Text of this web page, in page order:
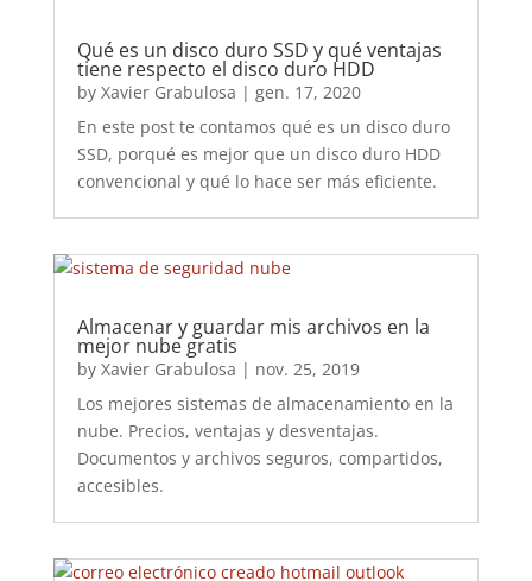
Qué es un disco duro SSD y qué ventajas
tiene respecto el disco duro HDD
by Xavier Grabulosa | gen. 17, 2020
En este post te contamos qué es un disco duro
SSD, porqué es mejor que un disco duro HDD
convencional y qué lo hace ser más eficiente.
Almacenar y guardar mis archivos en la
mejor nube gratis
by Xavier Grabulosa | nov. 25, 2019
Los mejores sistemas de almacenamiento en la
nube. Precios, ventajas y desventajas.
Documentos y archivos seguros, compartidos,
accesibles.